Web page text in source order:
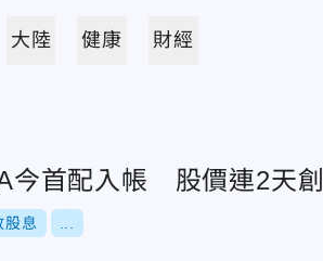
大陸 健康 財經
今首配入帳 股價連2天
股息